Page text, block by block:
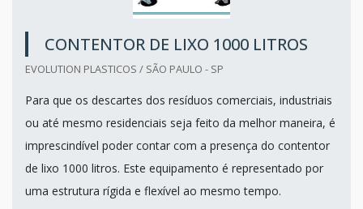
CONTENTOR DE LIXO 1000 LITROS
EVOLUTION PLASTICOS / SÃO PAULO - SP
Para que os descartes dos resíduos comerciais, industriais
ou até mesmo residenciais seja feito da melhor maneira, é
imprescindível poder contar com a presença do contentor
de lixo 1000 litros. Este equipamento é representado por
uma estrutura rígida e flexível ao mesmo tempo.